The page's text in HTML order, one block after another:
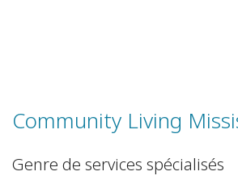
Community Living
Genre de services spécialisés